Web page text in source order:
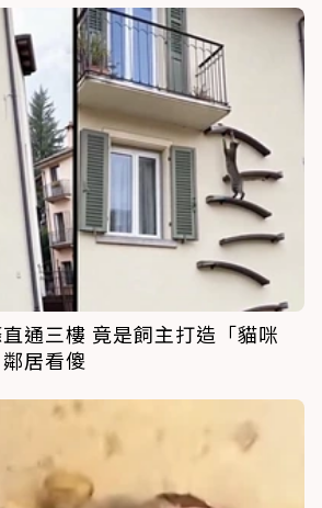
通三樓 竟是飼主打造「貓咪
居看傻